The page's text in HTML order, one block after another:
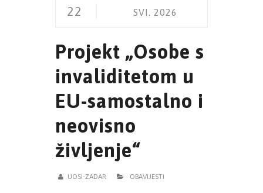
22 SVI. 2026
Projekt „Osobe s
invaliditetom u
EU-samostalno i
neovisno
življenje“
UOSI-ZADAR OBAVIJESTI